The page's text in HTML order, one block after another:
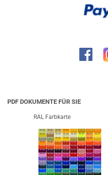
PDF DOKUMENTE FÜR SIE
RAL Farbkarte